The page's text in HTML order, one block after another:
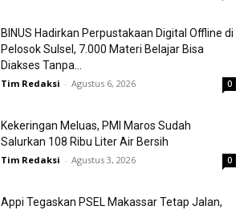
BINUS Hadirkan Perpustakaan Digital Offline di
Pelosok Sulsel, 7.000 Materi Belajar Bisa
Diakses Tanpa...
Tim Redaksi - Agustus 6, 2026 0
Kekeringan Meluas, PMI Maros Sudah
Salurkan 108 Ribu Liter Air Bersih
Tim Redaksi - Agustus 3, 2026 0
Appi Tegaskan PSEL Makassar Tetap Jalan,